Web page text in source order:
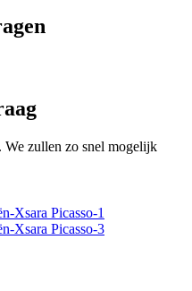
We zullen zo snel mogelijk